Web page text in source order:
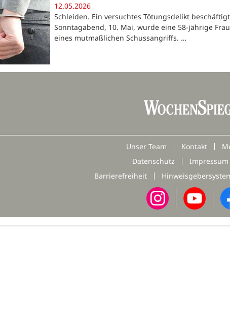
12.05.2026
Schleiden. Ein versuchtes Tötungsdelikt
Sonntagabend, 10. Mai, wurde eine 58-jährige
eines mutmaßlichen Schussangriffs. …
Unser Team Kontakt
Datenschutz
Impressum
Barrierefreiheit